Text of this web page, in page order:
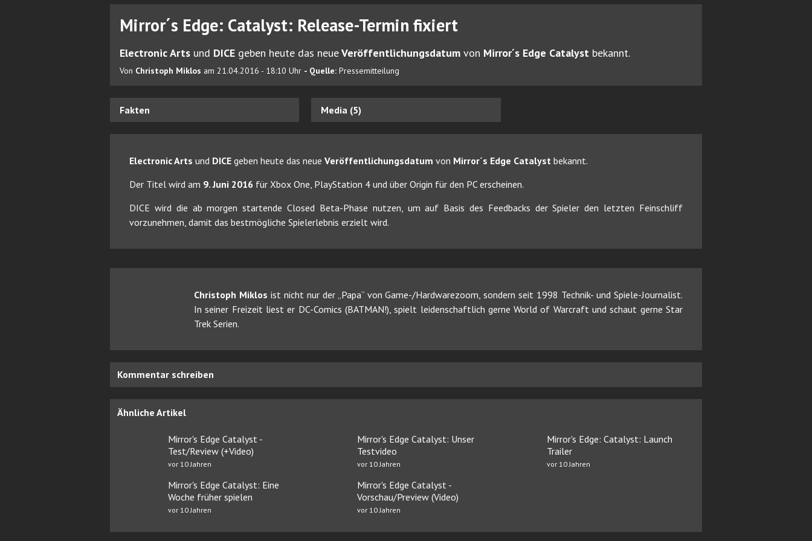
Mirror´s Edge: Catalyst: Release-Termin fixiert
Electronic Arts und DICE geben heute das neueVeröffentlichungsdatum von Mirror´s Edge Catalyst bekannt.
Von Christoph Miklos am 21.04.2016 - 18:10 Uhr - Quelle: Pressemitteilung
Fakten Media (5)
Electronic Arts und DICE geben heute das neue Veröffentlichungsdatum von Mirror´s Edge Catalyst bekannt.
Der Titel wird am 9. Juni 2016 für Xbox One, PlayStation 4 und über Origin für den PC erscheinen.
DICE wird die ab morgen startende Closed Beta-Phase nutzen, um auf Basis des Feedbacks der Spieler den letzten Feinschliff
vorzunehmen, damit das bestmögliche Spielerlebnis erzielt wird.
Christoph Miklos ist nicht nur der „Papa“ von Game-/Hardwarezoom, sondern seit 1998 Technik- und Spiele-Journalist.
In seiner Freizeit liest er DC-Comics (BATMAN!), spielt leidenschaftlich gerne World of Warcraft und schaut gerne Star
Trek Serien.
Kommentar schreiben
Ähnliche Artikel
Mirror's Edge Catalyst -
Test/Review (+Video)
vor 10 Jahren
Mirror's Edge Catalyst: Unser
Testvideo
vor 10 Jahren
Mirror's Edge: Catalyst: Launch
Trailer
vor 10 Jahren
Mirror's Edge Catalyst: Eine
Woche früher spielen
vor 10 Jahren
Mirror's Edge Catalyst -
Vorschau/Preview (Video)
vor 10 Jahren